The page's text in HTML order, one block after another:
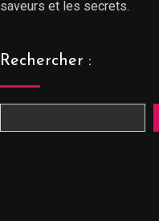
saveurs et les secrets.
Rechercher :